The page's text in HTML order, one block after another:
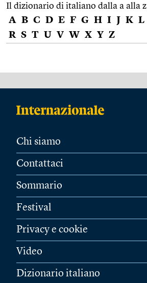
Il dizionario di italiano dalla a alla z
A B C D E F G H I J K L
R S T U V W X Y Z
Chi siamo
Contattaci
Sommario
Festival
Privacy e cookie
Video
Dizionario italiano